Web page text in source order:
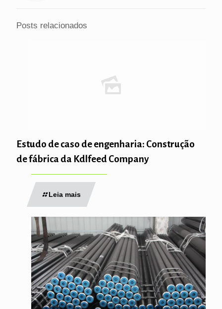
Posts relacionados
Estudo de caso de engenharia: Construção
de fábrica da Kdlfeed Company
Leia mais